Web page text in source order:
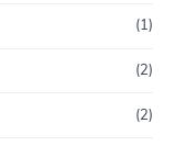
(1)
(2)
(2)